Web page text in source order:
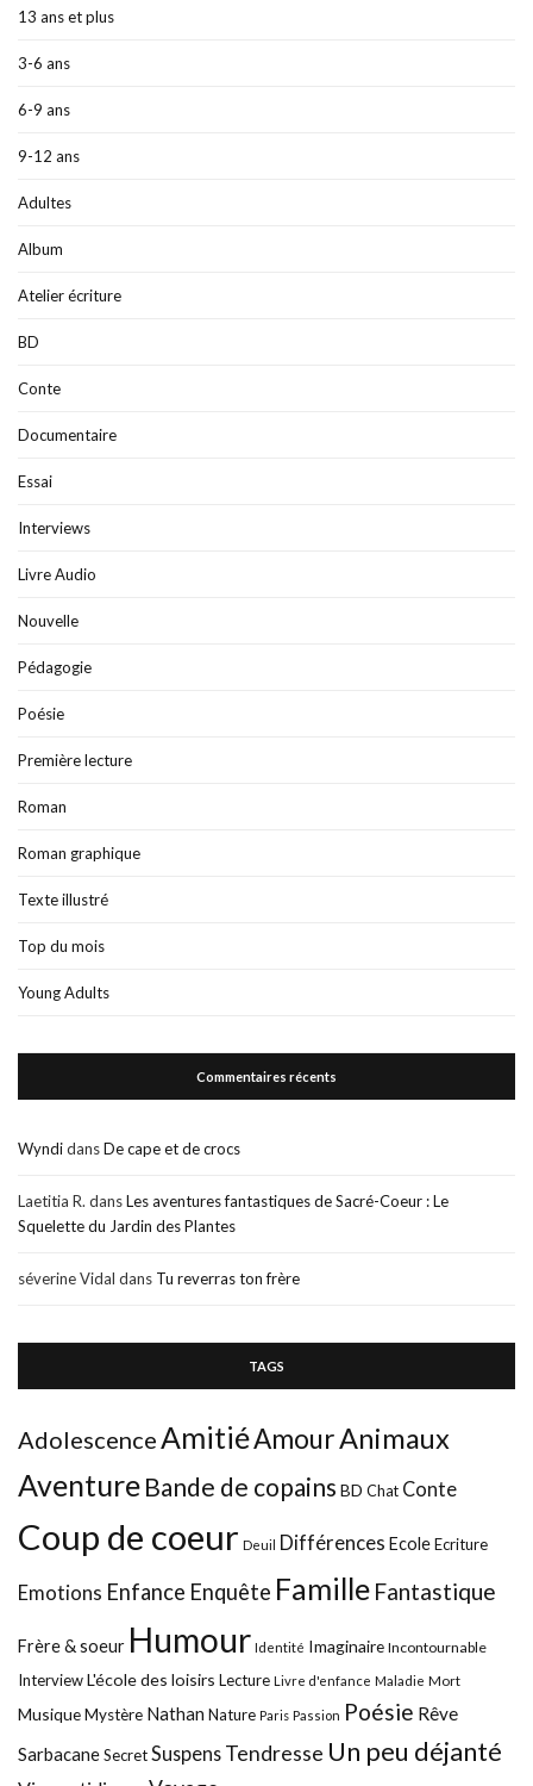
13 ans et plus
3-6 ans
6-9 ans
9-12 ans
Adultes
Album
Atelier écriture
BD
Conte
Documentaire
Essai
Interviews
Livre Audio
Nouvelle
Pédagogie
Poésie
Première lecture
Roman
Roman graphique
Texte illustré
Top du mois
Young Adults
Commentaires récents
WyndidansDe cape et de crocs
Laetitia R. dansLes aventures fantastiques de Sacré-Coeur : Le
Squelette du Jardin des Plantes
séverine Vidal dans Tu reverras ton frère
TAGS
Adolescence AmitiéAmourAnimaux
Aventure Bande de copains BD Chat Conte
Coup de coeur Deuil Différences EcoleEcriture
Emotions Enfance Enquête Famille Fantastique
Frère & soeur Humour Identité Imaginaire Incontournable
InterviewL'école des loisirs Lecture Livre d'enfance Maladie Mort
MusiqueMystère Nathan Nature Paris Passion Poésie Rêve
SarbacaneSecret Suspens Tendresse Un peu déjanté